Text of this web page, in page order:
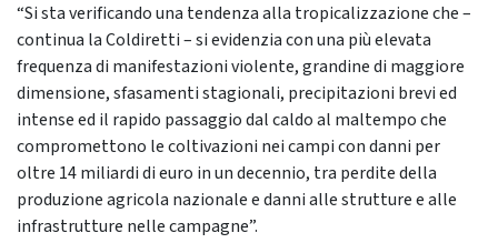
“Si sta verificando una tendenza alla tropicalizzazione che –
continua la Coldiretti – si evidenzia con una più elevata
frequenza di manifestazioni violente, grandine di maggiore
dimensione, sfasamenti stagionali, precipitazioni brevi ed
intense ed il rapido passaggio dal caldo al maltempo che
compromettono le coltivazioni nei campi con danni per
oltre 14 miliardi di euro in un decennio, tra perdite della
produzione agricola nazionale e danni alle strutture e alle
infrastrutture nelle campagne”.